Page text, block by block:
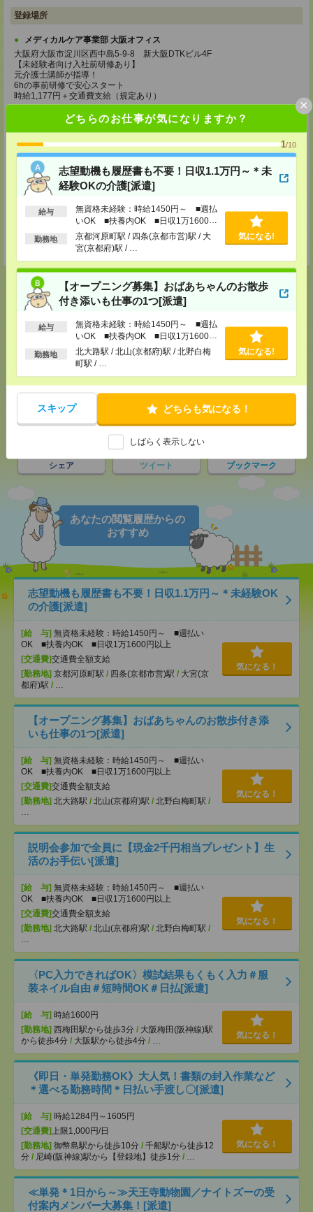
どちらのお仕事が気になりますか？
1/10
志望動機も履歴書も不要！日収1.1万円～＊未
経験OKの介護[派遣]
給与
無資格未経験：時給1450円～ ■週払
いOK ■扶養内OK ■日収1万1600円
以上
勤務地
京都河原町駅 / 四条(京都市営)駅 / 大
宮(京都府)駅 / …
気になる!
【オープニング募集】おばあちゃんのお散歩
付き添いも仕事の1つ[派遣]
給与
無資格未経験：時給1450円～ ■週払
いOK ■扶養内OK ■日収1万1600円
以上
勤務地
北大路駅 / 北山(京都府)駅 / 北野白梅
町駅 / …
気になる!
スキップ どちらも気になる！
しばらく表示しない
×
登録場所
メディカルケア事業部 大阪オフィス
大阪府大阪市淀川区西中島5-9-8 新大阪DTKビル4F
【未経験者向け入社前研修あり】
元介護士講師が指導！
6hの事前研修で安心スタート
時給1,177円＋交通費支給（規定あり）
TEL：0120-991-463
tenshoku@nikken-ts.jp
メディカルケア事業部 京都オフィス
京都府京都市下京区東塩小路町843番地2 日本生命京都ヤサカビル5F
TEL：0120-975-927
MAIL：tenshoku@nikken-ts.jp
★今ならご来社登録でQUOカード2000円分をプレゼント中★
応募ページへ
気になる！
LINE
シェア ツイート ブックマーク
あなたの閲覧履歴からの
おすすめ
志望動機も履歴書も不要！日収1.1万円～＊未経験OK
の介護[派遣]
[給 与] 無資格未経験：時給1450円～ ■週払い
OK ■扶養内OK ■日収1万1600円以上
[交通費]交通費全額支給
[勤務地] 京都河原町駅 / 四条(京都市営)駅 / 大宮(京
都府)駅 / …
気になる！
【オープニング募集】おばあちゃんのお散歩付き添
いも仕事の1つ[派遣]
[給 与] 無資格未経験：時給1450円～ ■週払い
OK ■扶養内OK ■日収1万1600円以上
[交通費]交通費全額支給
[勤務地] 北大路駅 / 北山(京都府)駅 / 北野白梅町駅 /
…
気になる！
説明会参加で全員に【現金2千円相当プレゼント】生
活のお手伝い[派遣]
[給 与] 無資格未経験：時給1450円～ ■週払い
OK ■扶養内OK ■日収1万1600円以上
[交通費]交通費全額支給
[勤務地] 北大路駅 / 北山(京都府)駅 / 北野白梅町駅 /
…
気になる！
〈PC入力できればOK〉模試結果もくもく入力＃服
装ネイル自由＃短時間OK＃日払[派遣]
[給 与] 時給1600円
[勤務地] 西梅田駅から徒歩3分 / 大阪梅田(阪神線)駅
から徒歩4分 / 大阪駅から徒歩4分 / …
気になる！
《即日・単発勤務OK》大人気！書類の封入作業など
＊選べる勤務時間＊日払い手渡し〇[派遣]
[給 与] 時給1284円～1605円
[交通費] 上限1,000円/日
[勤務地] 御幣島駅から徒歩10分 / 千船駅から徒歩12
分 / 尼崎(阪神線)駅から【登録地】徒歩1分 / …
気になる！
≪単発＊1日から～≫天王寺動物園／ナイトズーの受
付案内メンバー大募集！[派遣]